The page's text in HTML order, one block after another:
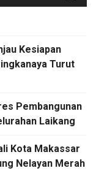
Kesiapan
Turut
Pembangunan
Laikang
Kota Makassar
Nelayan Merah